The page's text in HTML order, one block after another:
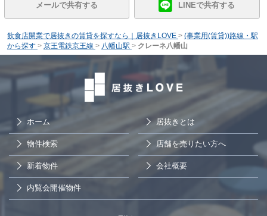
メールで共有する LINEで共有する
飲食店開業で居抜きの賃貸を探すなら｜居抜きLOVE > (事業用(賃貸))路線・駅
から探す > 京王電鉄京王線 > 八幡山駅 > クレーネ八幡山
ホーム 居抜きとは
物件検索 店舗を売りたい方へ
新着物件 会社概要
内覧会開催物件